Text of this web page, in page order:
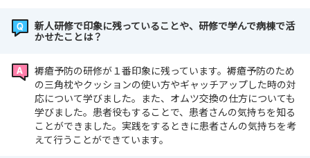
新人研修で印象に残っていることや、研修で学んで病棟で活
かせたことは？
褥瘡予防の研修が１番印象に残っています。褥瘡予防のため
の三角枕やクッションの使い方やギャッチアップした時の対
応について学びました。また、オムツ交換の仕方についても
学びました。患者役もすることで、患者さんの気持ちを知る
ことができました。実践をするときに患者さんの気持ちを考
えて行うことができています。